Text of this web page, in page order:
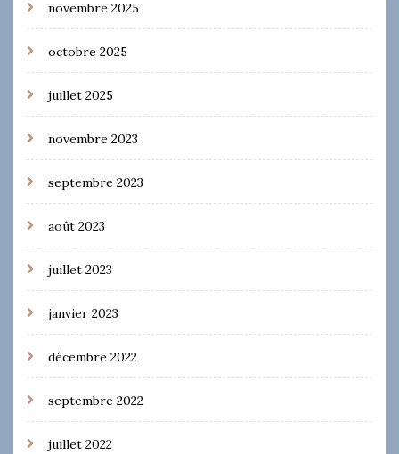
novembre 2025
octobre 2025
juillet 2025
novembre 2023
septembre 2023
août 2023
juillet 2023
janvier 2023
décembre 2022
septembre 2022
juillet 2022